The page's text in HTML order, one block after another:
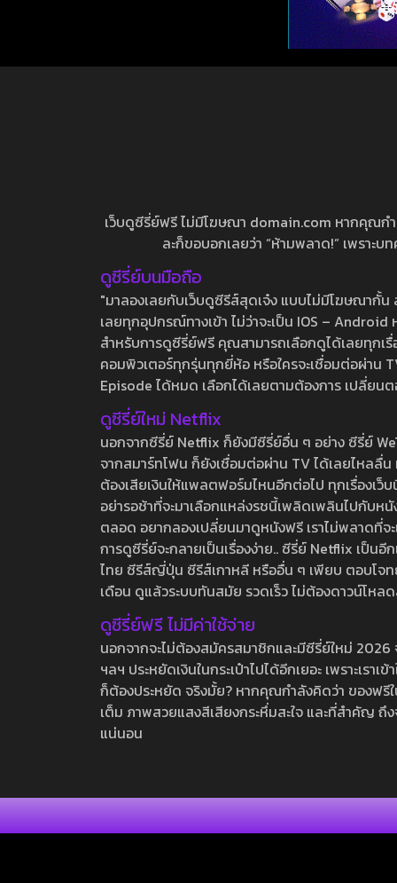
เว็บดูซีรี่ย์ฟรี ไม่มีโฆษณา domain.com หากคุณก
ละก็ขอบอกเลยว่า “ห้ามพลาด!” เพราะ
ดูซีรี่ย์บนมือถือ
"มาลองเลยกับเว็บดูซีรีส์สุดเจ๋ง แบบไม่มีโฆษณากั้
เลยทุกอุปกรณ์ทางเข้า ไม่ว่าจะเป็น IOS –
สำหรับการดูซีรี่ย์ฟรี คุณสามารถเลือกดูได้เลยทุกเ
คอมพิวเตอร์ทุกรุ่นทุกยี่ห้อ หรือใครจะเชื่อมต่อผ่าน
Episode ได้หมด เลือกได้เลยตามต้องการ เปลี่ยน
ดูซีรี่ย์ใหม่ Netflix
นอกจากซีรี่ย์ Netflix ก็ยังมีซีรี่ย์อื่น ๆ อย่าง ซีรี่ย์
จากสมาร์ทโฟน ก็ยังเชื่อมต่อผ่าน TV ได้เลยไหลลื่
ต้องเสียเงินให้แพลตฟอร์มไหนอีกต่อไป ทุกเรื่องเว็
อย่ารอช้าที่จะมาเลือกแหล่งรชนี้เพลิดเพลินไปกับห
ตลอด อยากลองเปลี่ยนมาดูหนังฟรี เราไม่พลาดที่
การดูซีรี่ย์จะกลายเป็นเรื่องง่าย.. ซีรี่ย์ Netflix เป็น
ไทย ซีรีส์ญี่ปุ่น ซีรีส์เกาหลี หรืออื่น ๆ เพียบ ตอบโจท
เดือน ดูแล้วระบบทันสมัย รวดเร็ว ไม่ต้องดาวน์โห
ดูซีรี่ย์ฟรี ไม่มีค่าใช้จ่าย
นอกจากจะไม่ต้องสมัครสมาชิกและมีซีรี่ย์ใหม่
ฯลฯ ประหยัดเงินในกระเป๋าไปได้อีกเยอะ เพราะเร
ก็ต้องประหยัด จริงมั้ย? หากคุณกำลังคิดว่า ของฟ
เต็ม ภาพสวยแสงสีเสียงกระหึ่มสะใจ และที่สำคัญ
แน่นอน